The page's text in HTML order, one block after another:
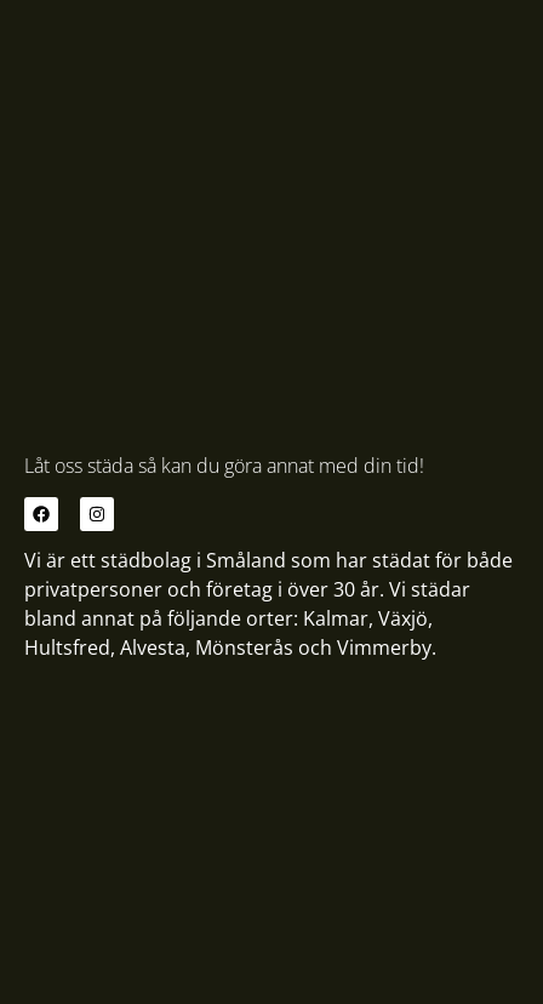
Låt oss städa så kan du göra annat med din tid!
Vi är ett städbolag i Småland som har städat för både
privatpersoner och företag i över 30 år. Vi städar
bland annat på följande orter: Kalmar, Växjö,
Hultsfred, Alvesta, Mönsterås och Vimmerby.